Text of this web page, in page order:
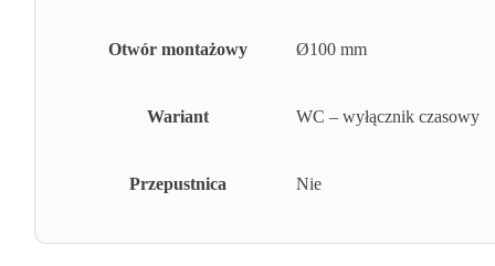
Otwór montażowy Ø100 mm
Wariant WC – wyłącznik czasowy
Przepustnica Nie